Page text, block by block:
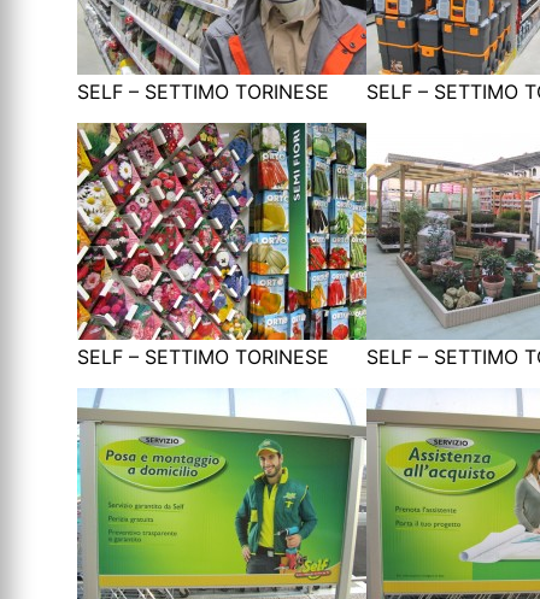
SELF – SETTIMO TORINESE SELF – SETTIMO
SELF – SETTIMO TORINESE SELF – SETTIMO